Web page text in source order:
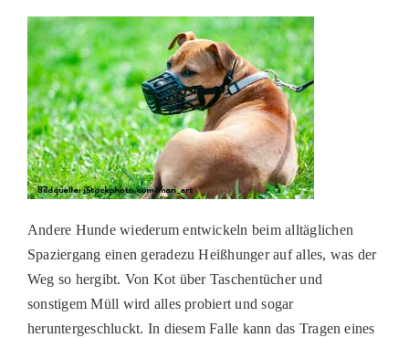
Andere Hunde wiederum entwickeln beim alltäglichen
Spaziergang einen geradezu Heißhunger auf alles, was der
Weg so hergibt. Von Kot über Taschentücher und
sonstigem Müll wird alles probiert und sogar
heruntergeschluckt. In diesem Falle kann das Tragen eines